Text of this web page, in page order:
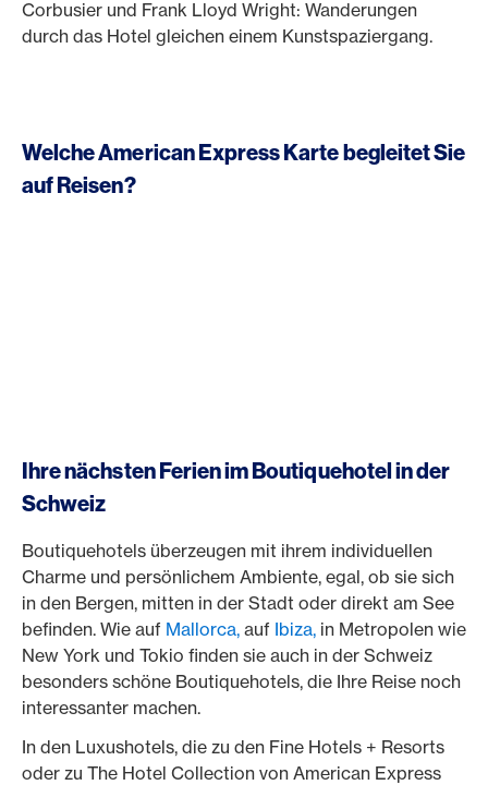
Corbusier und Frank Lloyd Wright: Wanderungen
durch das Hotel gleichen einem Kunstspaziergang.
Welche American Express Karte begleitet Sie
auf Reisen?
Ihre nächsten Ferien im Boutiquehotel in der
Schweiz
Boutiquehotels überzeugen mit ihrem individuellen
Charme und persönlichem Ambiente, egal, ob sie sich
in den Bergen, mitten in der Stadt oder direkt am See
befinden. Wie auf Mallorca, auf Ibiza, in Metropolen wie
New York und Tokio finden sie auch in der Schweiz
besonders schöne Boutiquehotels, die Ihre Reise noch
interessanter machen.
In den Luxushotels, die zu den Fine Hotels + Resorts
oder zu The Hotel Collection von American Express